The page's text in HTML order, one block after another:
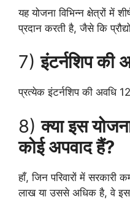
यह योजना विभिन्न क्षेत्रों में
प्रदान करती है, जैसे कि
7)इंटर्नशिप की
प्रत्येक इंटर्नशिप की अवधि 12
8)क्या इस
कोई अपवाद हैं?
हाँ, जिन परिवारों में सरकारी
लाख या उससे अधिक है, वे इस